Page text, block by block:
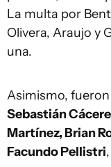
La multa por
Olivera, Araujo y
una.
Asimismo,
Sebastián
Martínez, Brian
Facundo Pellistri